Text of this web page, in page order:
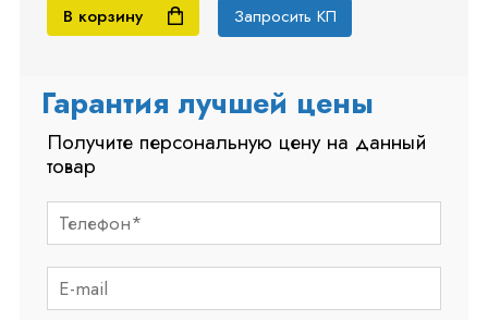
В корзину Запросить КП
Гарантия лучшей цены
Получите персональную цену на данный
товар